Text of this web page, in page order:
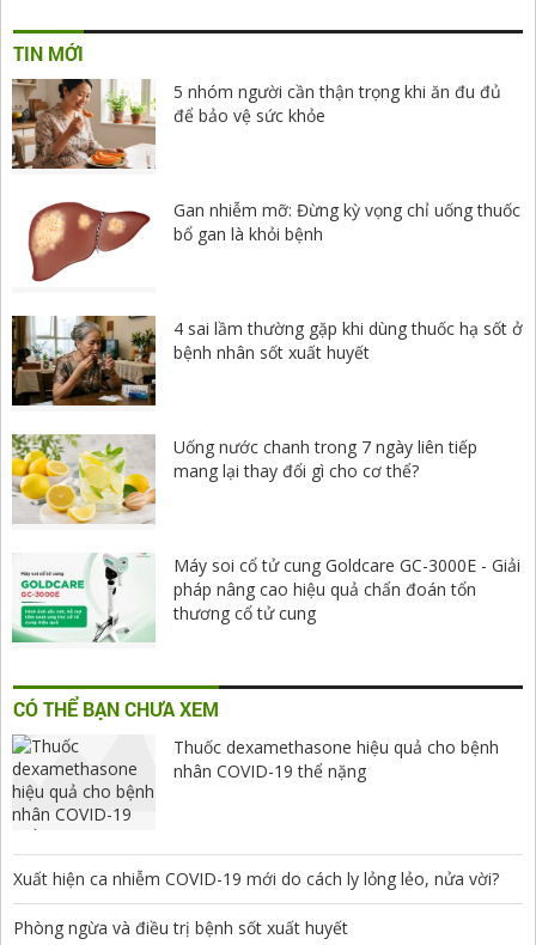
TIN MỚI
5 nhóm người cần thận trọng khi ăn đu đủ
để bảo vệ sức khỏe
Gan nhiễm mỡ: Đừng kỳ vọng chỉ uống thuốc
bổ gan là khỏi bệnh
4 sai lầm thường gặp khi dùng thuốc hạ sốt ở
bệnh nhân sốt xuất huyết
Uống nước chanh trong 7 ngày liên tiếp
mang lại thay đổi gì cho cơ thể?
Máy soi cổ tử cung Goldcare GC-3000E - Giải
pháp nâng cao hiệu quả chẩn đoán tổn
thương cổ tử cung
CÓ THỂ BẠN CHƯA XEM
Thuốc dexamethasone hiệu quả cho bệnh
nhân COVID-19 thể nặng
Xuất hiện ca nhiễm COVID-19 mới do cách ly lỏng lẻo, nửa vời?
Phòng ngừa và điều trị bệnh sốt xuất huyết